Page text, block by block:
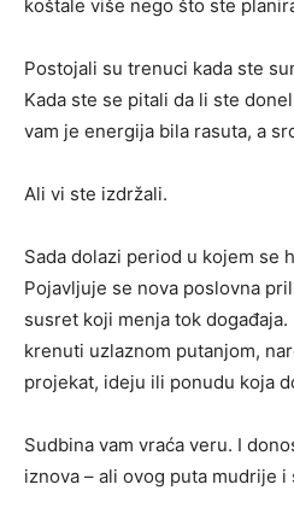
koštale više nego što ste
Postojali su trenuci kada ste
Kada ste se pitali da li ste
vam je energija bila rasuta, a
Ali vi ste izdržali.
Sada dolazi period u kojem se
Pojavljuje se nova poslovna
susret koji menja tok
krenuti uzlaznom putanjom,
projekat, ideju ili ponudu koja
Sudbina vam vraća veru. I
iznova – ali ovog puta mudrije i